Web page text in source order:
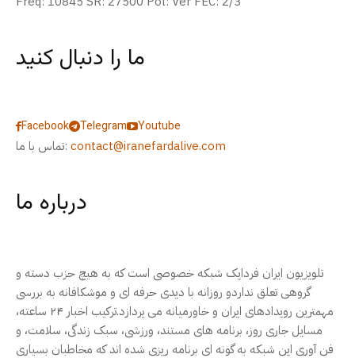
ما را دنبال کنید
Facebook Telegram
Youtube
تماس با ما: contact@iranefardalive.com
درباره ما
تلویزیون ایران فردایک شبکه خصوصی است که به هیچ حزب دسته و
گروهی تعلق نداردو روزانه با دیدی حرفه ای و موشکافانه به بررسی
مهمترین رویدادهای ایران و خاورمیانه می پردازد.ترکیب اخبار ۲۴ ساعته،
مسایل جاری روز، برنامه های مستند، ورزشی، سبک زندگی، سلامت، و
فن آوری این شبکه به گونه ای برنامه ریزی شده اند که مخاطبان بسیاری